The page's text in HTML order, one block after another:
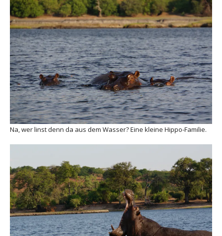
Na, wer linst denn da aus dem Wasser? Eine kleine Hippo-Familie.